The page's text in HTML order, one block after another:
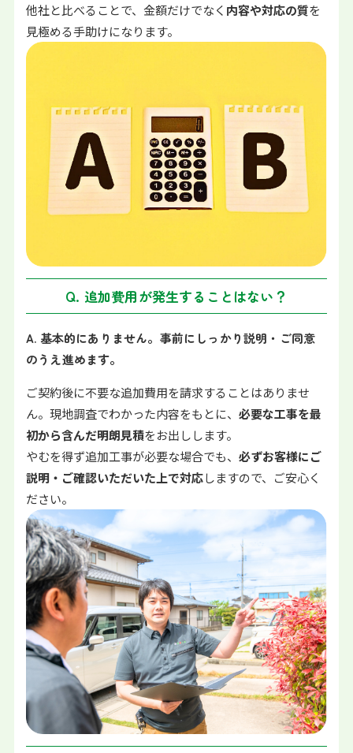
他社と比べることで、金額だけでなく 内容や対応の質を
見極める手助けになります。
Q. 追加費用が発生することはない？
A. 基本的にありません。事前にしっかり説明・ご同意
のうえ進めます。
ご契約後に不要な追加費用を請求することはありませ
ん。現地調査でわかった内容をもとに、 必要な工事を最
初から含んだ明朗見積をお出しします。
やむを得ず追加工事が必要な場合でも、 必ずお客様にご
説明・ご確認いただいた上で対応しますので、ご安心く
ださい。